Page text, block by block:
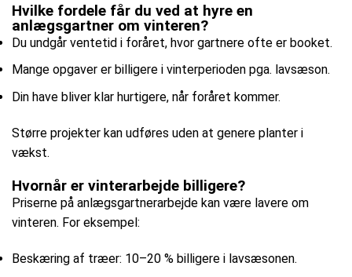
Hvilke fordele får du ved at hyre en
anlægsgartner om vinteren?
Du undgår ventetid i foråret, hvor gartnere ofte er booket.
Mange opgaver er billigere i vinterperioden pga. lavsæson.
Din have bliver klar hurtigere, når foråret kommer.
Større projekter kan udføres uden at genere planter i
vækst.
Hvornår er vinterarbejde billigere?
Priserne på anlægsgartnerarbejde kan være lavere om
vinteren. For eksempel:
Beskæring af træer: 10–20 % billigere i lavsæsonen.